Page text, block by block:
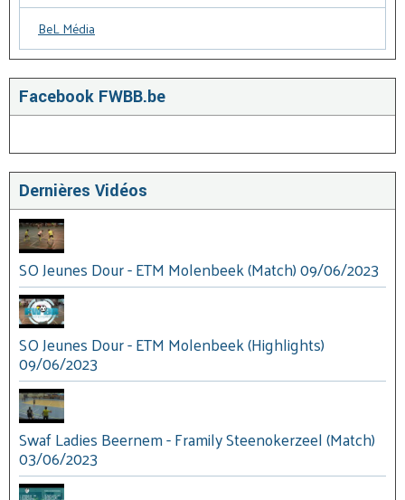
BeL Média
Facebook FWBB.be
Dernières Vidéos
SO Jeunes Dour - ETM Molenbeek (Match) 09/06/2023
SO Jeunes Dour - ETM Molenbeek (Highlights)
09/06/2023
Swaf Ladies Beernem - Framily Steenokerzeel (Match)
03/06/2023